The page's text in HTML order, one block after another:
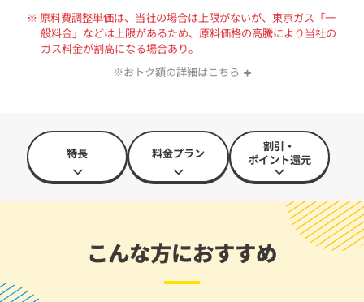
※ 原料費調整単価は、当社の場合は上限がないが、東京ガス「一
般料金」などは上限があるため、原料価格の高騰により当社の
ガス料金が割高になる場合あり。
※ 使用量（30m³/月）をもとに、東京ガス「一般料金」の適用単
※おトク額の詳細はこちら
特長 料金プラン
割引・
ポイント還元
こんな方におすすめ